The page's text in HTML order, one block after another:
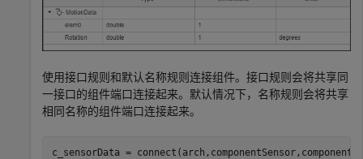
使用接口规则和默认名称规则连接组件。接口规则会将共享同
一接口的组件端口连接起来。默认情况下，名称规则会将共享
相同名称的组件端口连接起来。
c_sensorData =